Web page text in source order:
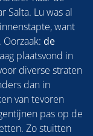
Salta. Lu was al
want
de
plaatsvond in
diverse straten
dan in
van tevoren
pas op de
Zo stuitten